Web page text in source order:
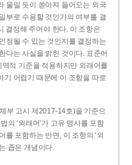
물밀 듯이 쏟아져 들어오는 외국
부로 수용할 것인가의 여부를 결
결정해 주어야 한다. 이 조항은
정될 수 있는 것인지를 결정하는
다는 사실을 밝힌 것이다. 표준어
적 기준을 적용하지만 외래어를
기 어렵기 때문에 이 조항을 따로
부 고시 제2017-14호)을 기준으
의 ‘외래어’가 고유 명사를 포함
포함하는 반면, 이 조항의 ‘외
좁은 개념이다.